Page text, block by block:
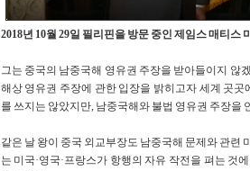
2018년 10월 29일 필리핀을 방문 중인 제임스 매티
그는 중국의 남중국해 영유권 주장을 받아들이지 않
해상 영유권 주장에 관한 입장을 밝히고자 세계 곳
를 쓰지는 않았지만, 남중국해와 불법 영유권 주장을
같은 날 왕이 중국 외교부장도 남중국해 문제와 관
는 미국·영국·프랑스가 항행의 자유 작전을 펴는 것